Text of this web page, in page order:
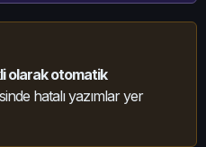
olarak otomatik
hatalı yazımlar yer